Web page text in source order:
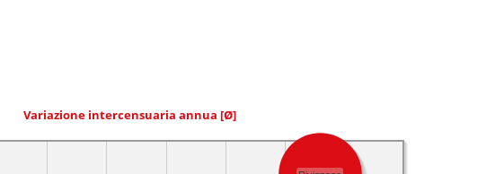
Variazione intercensuaria annua [Ø]